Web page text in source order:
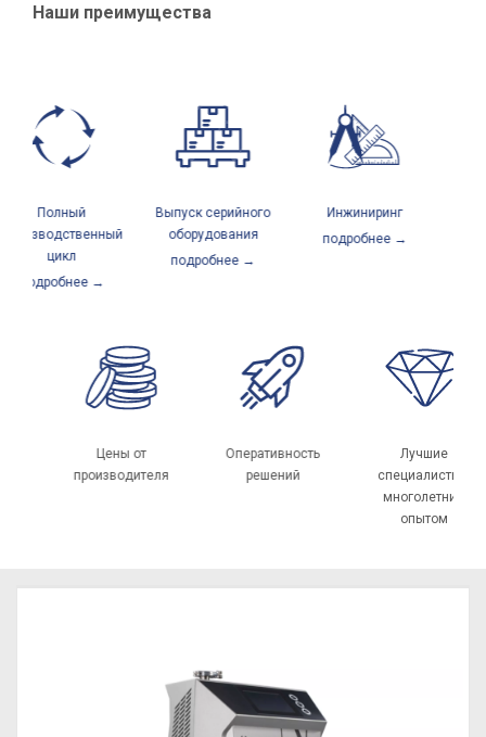
Наши преимущества
Полный
цикл
подробнее →
Выпуск серийного
оборудования
подробнее →
Инжиниринг
подробнее →
Лучшие
специалисты с
многолетним
опытом
Оперативность
решений
Цены от
производителя